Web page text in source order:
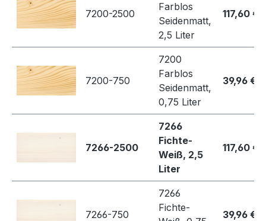
7200-2500
Farblos
Seidenmatt,
2,5 Liter
117,60 €
7200-750
7200
Farblos
Seidenmatt,
0,75 Liter
39,96 €
7266-2500
7266
Fichte-
Weiß, 2,5
Liter
117,60 €
7266-750
7266
Fichte-
39,96 €